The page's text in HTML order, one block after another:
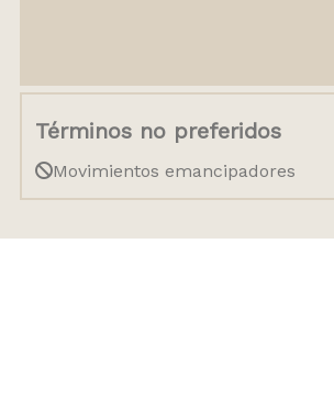
Términos no preferidos
Movimientos emancipadores